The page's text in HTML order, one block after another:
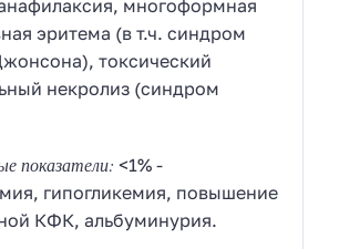
многоформная
эритема (в т.ч. синдром
токсический
некролиз (синдром
показатели:<1% -
гипогликемия, повышение
КФК, альбуминурия.